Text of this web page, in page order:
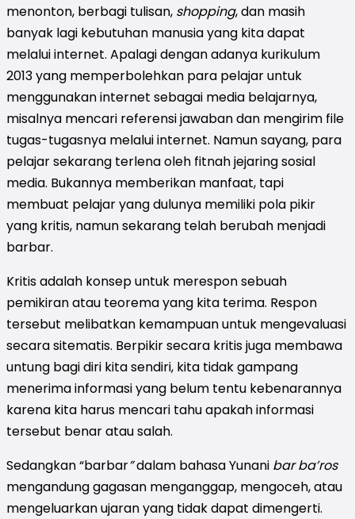
menonton, berbagi tulisan, shopping, dan masih
banyak lagi kebutuhan manusia yang kita dapat
melalui internet. Apalagi dengan adanya kurikulum
2013 yang memperbolehkan para pelajar untuk
menggunakan internet sebagai media belajarnya,
misalnya mencari referensi jawaban dan mengirim file
tugas-tugasnya melalui internet. Namun sayang, para
pelajar sekarang terlena oleh fitnah jejaring sosial
media. Bukannya memberikan manfaat, tapi
membuat pelajar yang dulunya memiliki pola pikir
yang kritis, namun sekarang telah berubah menjadi
barbar.
Kritis adalah konsep untuk merespon sebuah
pemikiran atau teorema yang kita terima. Respon
tersebut melibatkan kemampuan untuk mengevaluasi
secara sitematis. Berpikir secara kritis juga membawa
untung bagi diri kita sendiri, kita tidak gampang
menerima informasi yang belum tentu kebenarannya
karena kita harus mencari tahu apakah informasi
tersebut benar atau salah.
Sedangkan “barbar”dalam bahasa Yunani bar ba’ros
mengandung gagasan menganggap, mengoceh, atau
mengeluarkan ujaran yang tidak dapat dimengerti.